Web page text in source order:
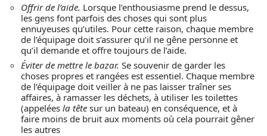
Offrir de l’aide. Lorsque l’enthousiasme prend le dessus,
les gens font parfois des choses qui sont plus
ennuyeuses qu’utiles. Pour cette raison, chaque membre
de l’équipage doit s’assurer qu’il ne gêne personne et
qu’il demande et offre toujours de l’aide.
Éviter de mettre le bazar. Se souvenir de garder les
choses propres et rangées est essentiel. Chaque membre
de l’équipage doit veiller à ne pas laisser traîner ses
affaires, à ramasser les déchets, à utiliser les toilettes
(appelées la tête sur un bateau) en conséquence, et à
faire moins de bruit aux moments où cela pourrait gêner
les autres